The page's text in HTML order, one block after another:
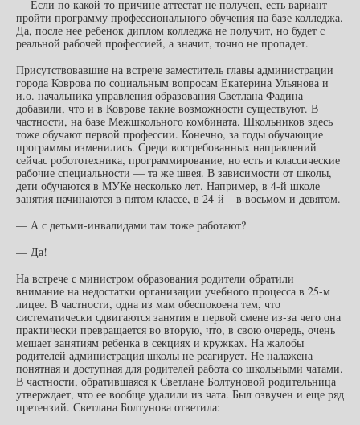
— Если по какой-то причине аттестат не получен, есть вариант
пройти программу профессионального обучения на базе колледжа.
Да, после нее ребенок диплом колледжа не получит, но будет с
реальной рабочей профессией, а значит, точно не пропадет.
Присутствовавшие на встрече заместитель главы администрации
города Коврова по социальным вопросам Екатерина Ульянова и
и.о. начальника управления образования Светлана Фадина
добавили, что и в Коврове такие возможности существуют. В
частности, на базе Межшкольного комбината. Школьников здесь
тоже обучают первой профессии. Конечно, за годы обучающие
программы изменились. Среди востребованных направлений
сейчас робототехника, программирование, но есть и классические
рабочие специальности — та же швея. В зависимости от школы,
дети обучаются в МУКе несколько лет. Например, в 4-й школе
занятия начинаются в пятом классе, в 24-й – в восьмом и девятом.
— А с детьми-инвалидами там тоже работают?
— Да!
На встрече с министром образования родители обратили
внимание на недостатки организации учебного процесса в 25-м
лицее. В частности, одна из мам обеспокоена тем, что
систематически сдвигаются занятия в первой смене из-за чего она
практически превращается во вторую, что, в свою очередь, очень
мешает занятиям ребенка в секциях и кружках. На жалобы
родителей администрация школы не реагирует. Не налажена
понятная и доступная для родителей работа со школьными чатами.
В частности, обратившаяся к Светлане Болтуновой родительница
утверждает, что ее вообще удалили из чата. Был озвучен и еще ряд
претензий. Светлана Болтунова ответила: